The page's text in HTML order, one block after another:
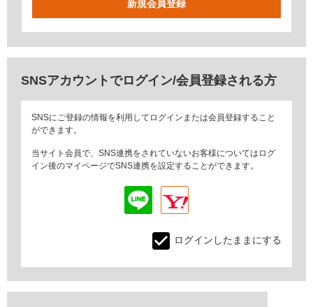
SNSアカウントでログイン/会員登録される方
SNSにご登録の情報を利用してログインまたは会員登録すること
ができます。
当サイト会員で、SNS連携をされていないお客様についてはログ
イン後のマイページでSNS連携を設定することができます。
ログインしたままにする